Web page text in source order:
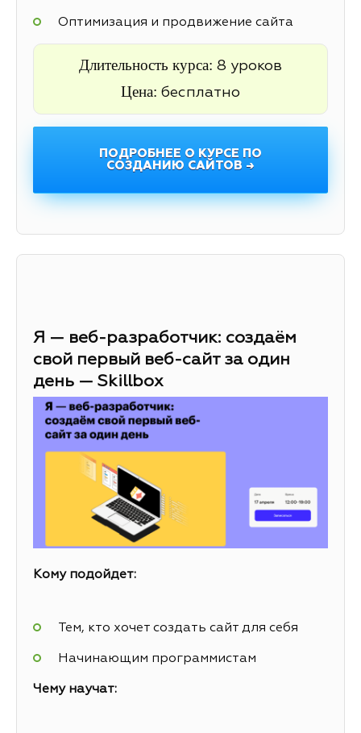
Оптимизация и продвижение сайта
Длительность курса: 8 уроков
Цена: бесплатно
ПОДРОБНЕЕ О КУРСЕ ПО
СОЗДАНИЮ САЙТОВ →
Я — веб-разработчик: создаём
свой первый веб-сайт за один
день — Skillbox
Кому подойдет:
Тем, кто хочет создать сайт для себя
Начинающим программистам
Чему научат: